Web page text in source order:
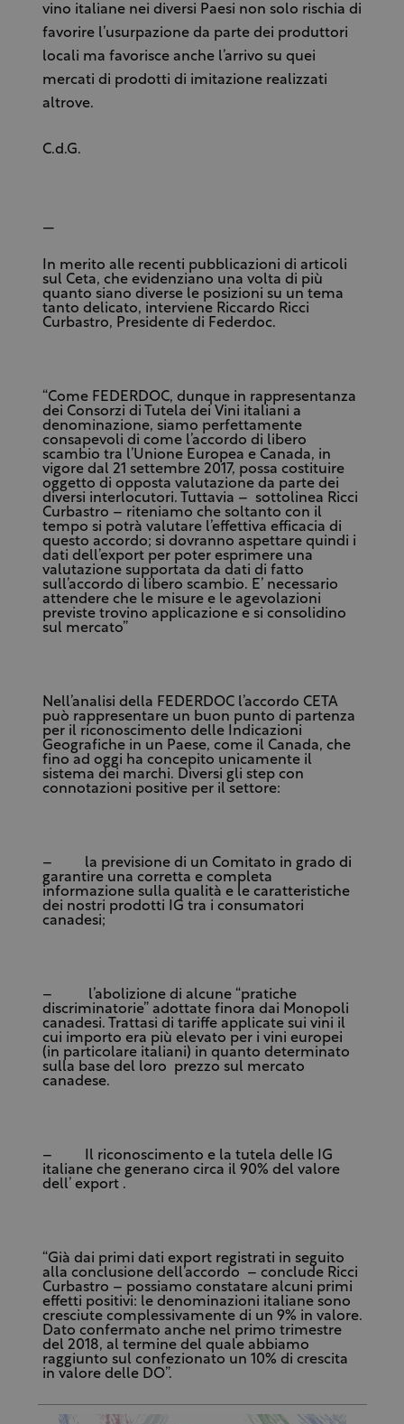
vino italiane nei diversi Paesi non solo rischia di
favorire l’usurpazione da parte dei produttori
locali ma favorisce anche l’arrivo su quei
mercati di prodotti di imitazione realizzati
altrove.
C.d.G.
—
In merito alle recenti pubblicazioni di articoli
sul Ceta, che evidenziano una volta di più
quanto siano diverse le posizioni su un tema
tanto delicato, interviene Riccardo Ricci
Curbastro, Presidente di Federdoc.
“Come FEDERDOC, dunque in rappresentanza
dei Consorzi di Tutela dei Vini italiani a
denominazione, siamo perfettamente
consapevoli di come l’accordo di libero
scambio tra l’Unione Europea e Canada, in
vigore dal 21 settembre 2017, possa costituire
oggetto di opposta valutazione da parte dei
diversi interlocutori. Tuttavia – sottolinea Ricci
Curbastro – riteniamo che soltanto con il
tempo si potrà valutare l’effettiva efficacia di
questo accordo; si dovranno aspettare quindi i
dati dell’export per poter esprimere una
valutazione supportata da dati di fatto
sull’accordo di libero scambio. E’ necessario
attendere che le misure e le agevolazioni
previste trovino applicazione e si consolidino
sul mercato”
Nell’analisi della FEDERDOC l’accordo CETA
può rappresentare un buon punto di partenza
per il riconoscimento delle Indicazioni
Geografiche in un Paese, come il Canada, che
fino ad oggi ha concepito unicamente il
sistema dei marchi. Diversi gli step con
connotazioni positive per il settore:
– la previsione di un Comitato in grado di
garantire una corretta e completa
informazione sulla qualità e le caratteristiche
dei nostri prodotti IG tra i consumatori
canadesi;
– l’abolizione di alcune “pratiche
discriminatorie” adottate finora dai Monopoli
canadesi. Trattasi di tariffe applicate sui vini il
cui importo era più elevato per i vini europei
(in particolare italiani) in quanto determinato
sulla base del loro prezzo sul mercato
canadese.
– Il riconoscimento e la tutela delle IG
italiane che generano circa il 90% del valore
dell’ export .
“Già dai primi dati export registrati in seguito
alla conclusione dell’accordo – conclude Ricci
Curbastro – possiamo constatare alcuni primi
effetti positivi: le denominazioni italiane sono
cresciute complessivamente di un 9% in valore.
Dato confermato anche nel primo trimestre
del 2018, al termine del quale abbiamo
raggiunto sul confezionato un 10% di crescita
in valore delle DO”.